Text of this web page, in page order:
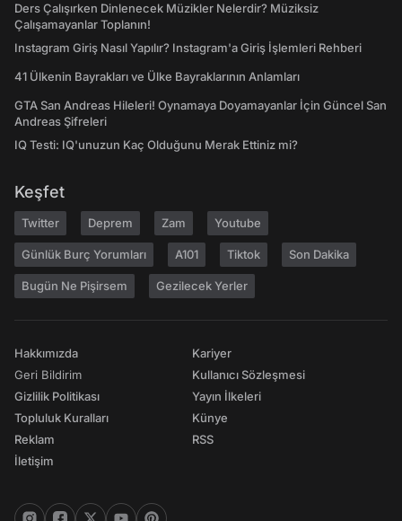
Ders Çalışırken Dinlenecek Müzikler Nelerdir? Müziksiz
Çalışamayanlar Toplanın!
Instagram Giriş Nasıl Yapılır? Instagram'a Giriş İşlemleri Rehberi
41 Ülkenin Bayrakları ve Ülke Bayraklarının Anlamları
GTA San Andreas Hileleri! Oynamaya Doyamayanlar İçin Güncel San
Andreas Şifreleri
IQ Testi: IQ'unuzun Kaç Olduğunu Merak Ettiniz mi?
Keşfet
Twitter Deprem Zam Youtube
Günlük Burç Yorumları A101 Tiktok Son Dakika
Bugün Ne Pişirsem Gezilecek Yerler
Hakkımızda
Geri Bildirim
Gizlilik Politikası
Topluluk Kuralları
Reklam
İletişim
Kariyer
Kullanıcı Sözleşmesi
Yayın İlkeleri
Künye
RSS